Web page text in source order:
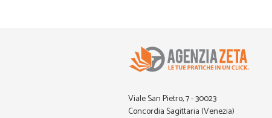
Viale San Pietro, 7 - 30023
Concordia Sagittaria (Venezia)